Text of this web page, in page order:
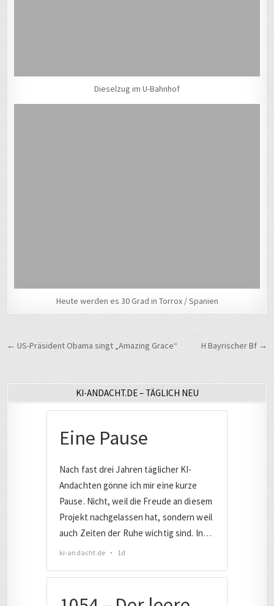
Dieselzug im U-Bahnhof
Heute werden es 30 Grad in Torrox / Spanien
Beitragsnavigation H Bayrischer Bf →
← US-Präsident Obama singt „Amazing Grace“
KI-ANDACHT.DE – TÄGLICH NEU